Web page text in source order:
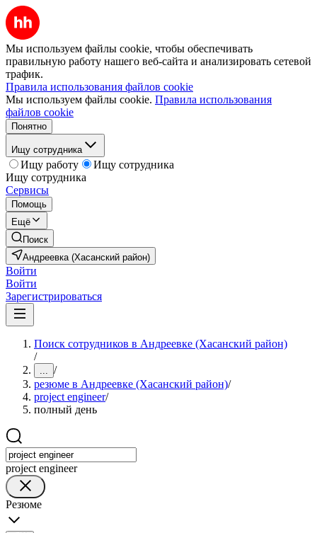
Мы используем файлы cookie, чтобы обеспечивать
правильную работу нашего веб-сайта и анализировать сетевой
трафик.
Правила использования файлов cookie
Мы используем файлы cookie. Правила использования
файлов cookie
Понятно
Ищу сотрудника
Ищу работу
Ищу сотрудника
Ищу сотрудника
Сервисы
Помощь
Ещё
Поиск
Андреевка (Хасанский район)
Войти
Войти
Зарегистрироваться
Поиск сотрудников в Андреевке (Хасанский район)
/
... /
резюме в Андреевке (Хасанский район)/
project engineer/
полный день
project engineer
Резюме